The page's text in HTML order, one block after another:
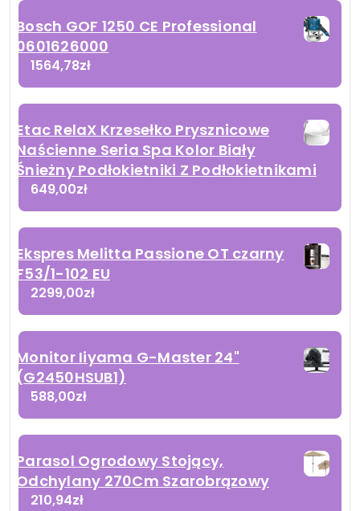
Bosch GOF 1250 CE Professional
0601626000
1564,78zł
Etac RelaX Krzesełko Prysznicowe
Naścienne Seria Spa Kolor Biały
Śnieżny Podłokietniki Z Podłokietnikami
649,00zł
Ekspres Melitta Passione OT czarny
F53/1-102 EU
2299,00zł
Monitor Iiyama G-Master 24"
(G2450HSUB1)
588,00zł
Parasol Ogrodowy Stojący,
Odchylany 270Cm Szarobrązowy
210,94zł